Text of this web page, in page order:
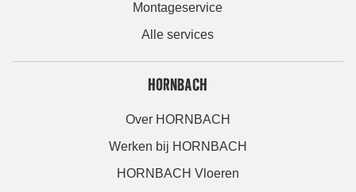
Montageservice
Alle services
HORNBACH
Over HORNBACH
Werken bij HORNBACH
HORNBACH Vloeren